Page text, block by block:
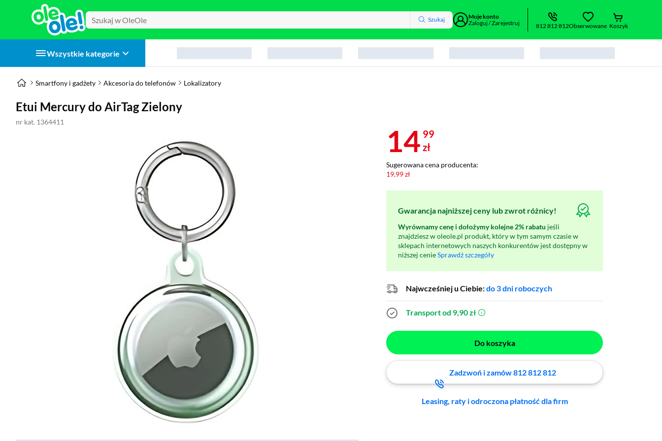
Szukaj
Moje konto
Zaloguj / Zarejestruj
812 812 812Obserwowane Koszyk
Wszystkie kategorie
Smartfony i gadżety Akcesoria do telefonów Lokalizatory
Etui Mercury do AirTag Zielony
nr kat. 1364411
14 99
zł
Sugerowana cena producenta:
19,99 zł
Gwarancja najniższej ceny lub zwrot różnicy!
Wyrównamy cenę i dołożymy kolejne 2% rabatu jeśli
znajdziesz w oleole.pl produkt, który w tym samym czasie w
sklepach internetowych naszych konkurentów jest dostępny w
niższej cenieSprawdź szczegóły
Najwcześniej u Ciebie:do 3 dni roboczych
Transport od 9,90 zł (otworzy się w nowym oknie)
Do koszyka
Zadzwoń i zamów 812 812 812
Leasing, raty i odroczona płatność dla firm